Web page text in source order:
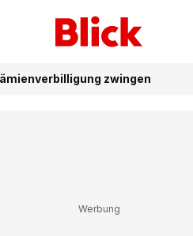
zwingen